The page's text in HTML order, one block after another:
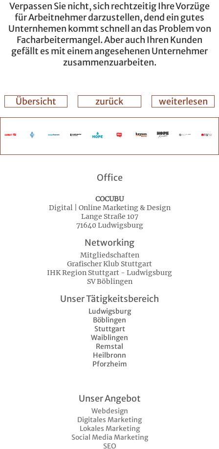
Verpassen Sie nicht, sich rechtzeitig Ihre Vorzüge
für Arbeitnehmer darzustellen, dend ein gutes
Unternhemen kommt schnell an das Problem von
Facharbeitermangel. Aber auch Ihren Kunden
gefällt es mit einem angesehenen Unternehmer
zusammenzuarbeiten.
Übersicht zurück weiterlesen
Office
COCUBU
Digital | Online Marketing & Design
Lange Straße 107
71640 Ludwigsburg
Networking
Mitgliedschaften
Grafischer Klub Stuttgart
IHK Region Stuttgart - Ludwigsburg
SV Böblingen
Unser Tätigkeitsbereich
Ludwigsburg
Böblingen
Stuttgart
Waiblingen
Remstal
Heilbronn
Pforzheim
Unser Angebot
Webdesign
Digitales Marketing
Lokales Marketing
Social Media Marketing
SEO